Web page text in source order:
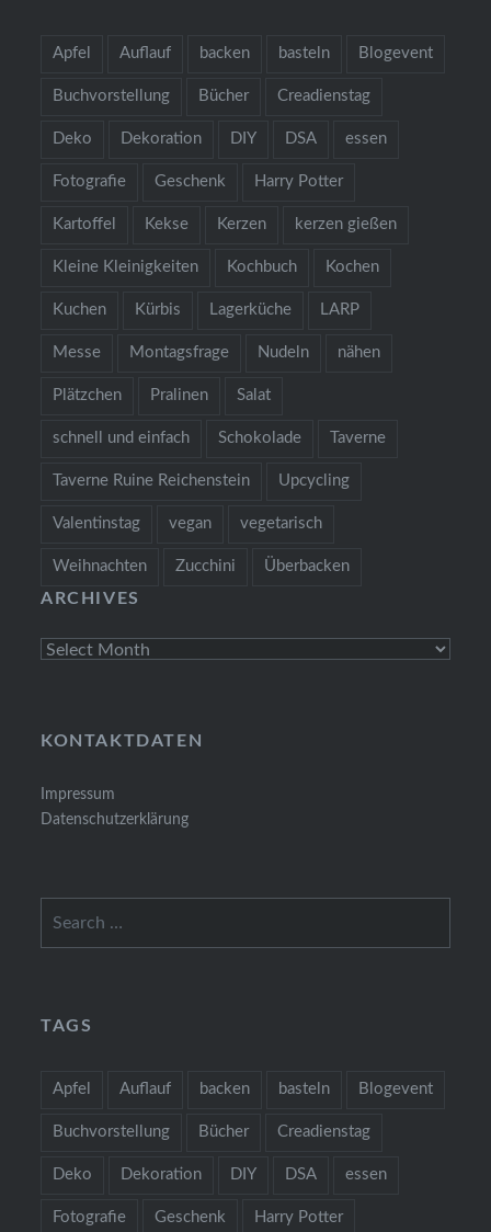
Apfel Auflauf backen basteln Blogevent
Buchvorstellung Bücher Creadienstag
Deko Dekoration DIY DSA essen
Fotografie Geschenk Harry Potter
Kartoffel Kekse Kerzen kerzen gießen
Kleine Kleinigkeiten Kochbuch Kochen
Kuchen Kürbis Lagerküche LARP
Messe Montagsfrage Nudeln nähen
Plätzchen Pralinen Salat
schnell und einfach Schokolade Taverne
Taverne Ruine Reichenstein Upcycling
Valentinstag vegan vegetarisch
Weihnachten Zucchini Überbacken
ARCHIVES
Archives
KONTAKTDATEN
Impressum
Datenschutzerklärung
TAGS
Apfel Auflauf backen basteln Blogevent
Buchvorstellung Bücher Creadienstag
Deko Dekoration DIY DSA essen
Fotografie Geschenk Harry Potter